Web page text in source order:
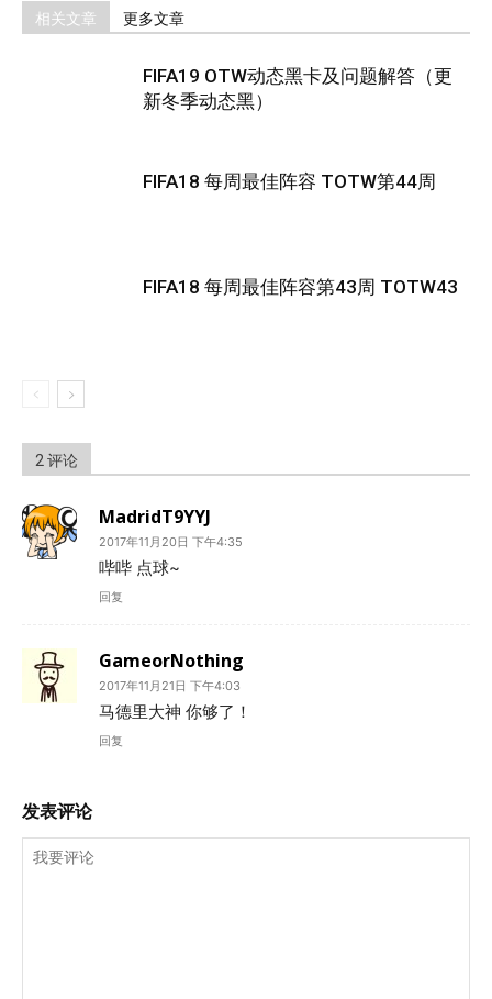
相关文章 更多文章
FIFA19 OTW动态黑卡及问题解答（更
新冬季动态黑）
FIFA18 每周最佳阵容 TOTW第44周
FIFA18 每周最佳阵容第43周 TOTW43
2 评论
MadridT9YYJ
2017年11月20日 下午4:35
哔哔 点球~
回复
GameorNothing
2017年11月21日 下午4:03
马德里大神 你够了！
回复
发表评论